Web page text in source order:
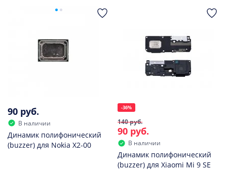
90 руб.
В наличии
Динамик полифонический
(buzzer) для Nokia X2-00
-36%
140 руб.
90 руб.
В наличии
Динамик полифонический
(buzzer) для Xiaomi Mi 9 SE